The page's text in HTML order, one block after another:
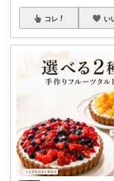
コレ い